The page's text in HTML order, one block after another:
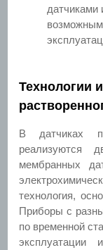
датчиками
Технологии
В датчиках
реализуются
мембранных
технология,
Приборы с
по временной
эксплуатации